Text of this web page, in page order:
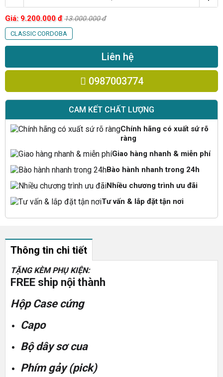
Giá: 9.200.000 đ 13.000.000đ
CLASSIC CORDOBA
Liên hệ
0987003774
CAM KẾT CHẤT LƯỢNG
Chính hãng có xuất sứ rõ
ràng
Giao hàng nhanh & miễn phí
Bào hành nhanh trong 24h
Nhiều chương trình ưu đãi
Tư vấn & lắp đặt tận nơi
Thông tin chi tiết
TẶNG KÈM PHỤ KIỆN:
FREE ship nội thành
Hộp Case cứng
Capo
Bộ dây sơ cua
Phím gảy (pick)